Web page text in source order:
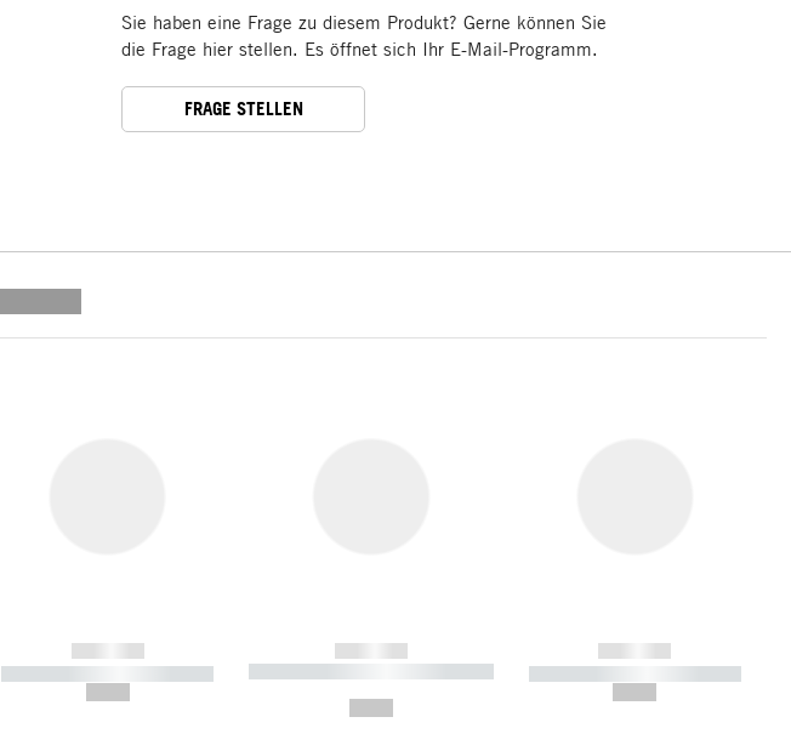
Sie haben eine Frage zu diesem Produkt? Gerne können Sie
die Frage hier stellen. Es öffnet sich Ihr E-Mail-Programm.
FRAGE STELLEN
------------
----------- ----------- -----------
------------
----------- ----------- ----------- ----
------------
----------- ----------- -----------